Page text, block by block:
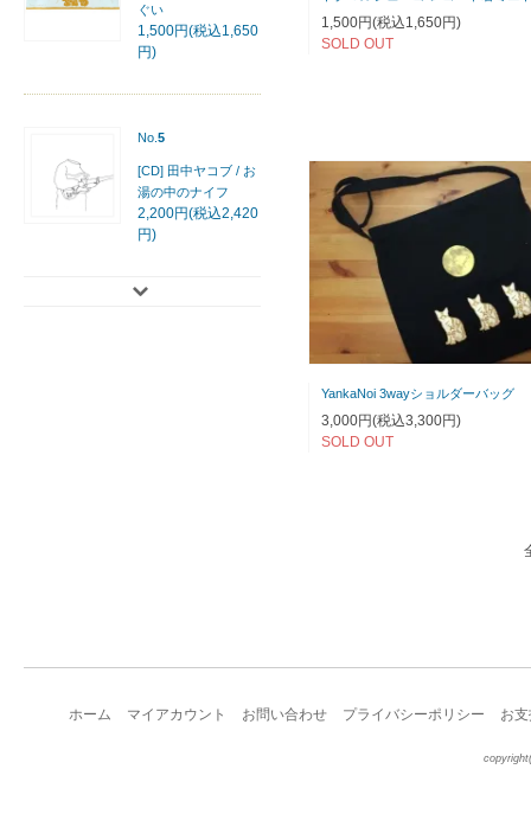
1,500円(税込1,650円)
SOLD OUT
YankaNoi 3wayショルダーバッグ
3,000円(税込3,300円)
SOLD OUT
ぐい
1,500円(税込1,650
円)
No. 5
[CD] 田中ヤコブ / お
湯の中のナイフ
2,200円(税込2,420
円)
ホーム マイアカウント お問い合わせ プライバシーポリシー お